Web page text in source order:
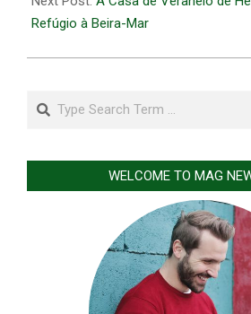
Refúgio à Beira-Mar
Search
WELCOME TO MAG